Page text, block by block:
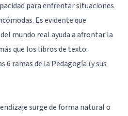
para enfrentar situaciones
Es evidente que
mundo real ayuda a afrontar la
que los libros de texto.
6 ramas de la Pedagogía (y sus
surge de forma natural o